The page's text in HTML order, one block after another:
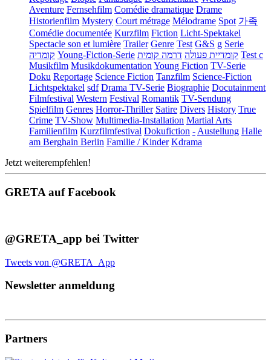
Aventure Fernsehfilm Comédie dramatique Drame
Historienfilm Mystery Court métrage Mélodrame Spot 가족
Comédie documentée Kurzfilm Fiction Licht-Spektakel
Spectacle son et lumière Trailer Genre Test G&S g Serie
קומדיה Young-Fiction-Serie קומדיית פעולה דרמה קומית
Test c
Musikfilm Musikdokumentation Young Fiction TV-Serie
Doku Reportage Science Fiction Tanzfilm Science-Fiction
Lichtspektakel sdf Drama TV-Serie Biographie Docutainment
Filmfestival Western Festival Romantik TV-Sendung
Spielfilm Genres Horror-Thriller Satire Divers History True
Crime TV-Show Multimedia-Installation Martial Arts
Familienfilm Kurzfilmfestival Dokufiction - Austellung Halle
am Berghain Berlin Familie / Kinder Kdrama
Jetzt weiterempfehlen!
GRETA auf Facebook
@GRETA_app bei Twitter
Tweets von @GRETA_App
Newsletter anmeldung
Partners